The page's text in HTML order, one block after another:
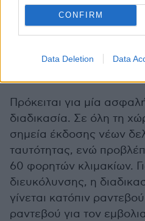
CONFIRM
Data Deletion Data
αποθήκευσης, το οποίο
(contactless)
5. Ποια είναι η
Πρόκειται για μία
διαδικασία. Σε όλη τη
σημεία έκδοσης νέων
ταυτότητας, ενώ
60 φορητών κλιμακίων.
διευκόλυνσης, η
γίνεται κατόπιν
ραντεβού για τον